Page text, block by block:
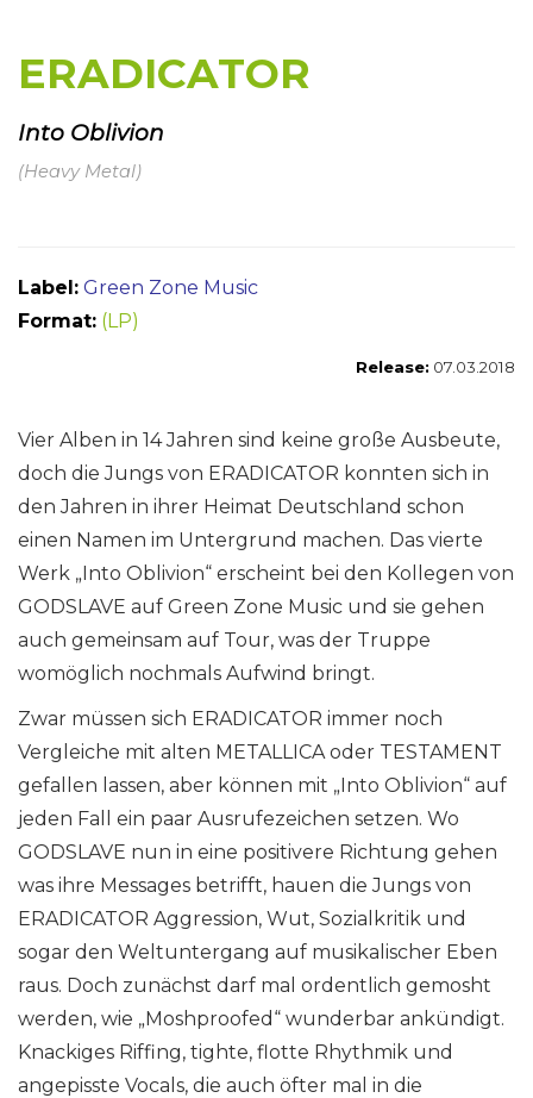
ERADICATOR
Into Oblivion
(Heavy Metal)
Label: Green Zone Music
Format: (LP)
Release: 07.03.2018
Vier Alben in 14 Jahren sind keine große Ausbeute,
doch die Jungs von ERADICATOR konnten sich in
den Jahren in ihrer Heimat Deutschland schon
einen Namen im Untergrund machen. Das vierte
Werk „Into Oblivion“ erscheint bei den Kollegen von
GODSLAVE auf Green Zone Music und sie gehen
auch gemeinsam auf Tour, was der Truppe
womöglich nochmals Aufwind bringt.
Zwar müssen sich ERADICATOR immer noch
Vergleiche mit alten METALLICA oder TESTAMENT
gefallen lassen, aber können mit „Into Oblivion“ auf
jeden Fall ein paar Ausrufezeichen setzen. Wo
GODSLAVE nun in eine positivere Richtung gehen
was ihre Messages betrifft, hauen die Jungs von
ERADICATOR Aggression, Wut, Sozialkritik und
sogar den Weltuntergang auf musikalischer Eben
raus. Doch zunächst darf mal ordentlich gemosht
werden, wie „Moshproofed“ wunderbar ankündigt.
Knackiges Riffing, tighte, flotte Rhythmik und
angepisste Vocals, die auch öfter mal in die